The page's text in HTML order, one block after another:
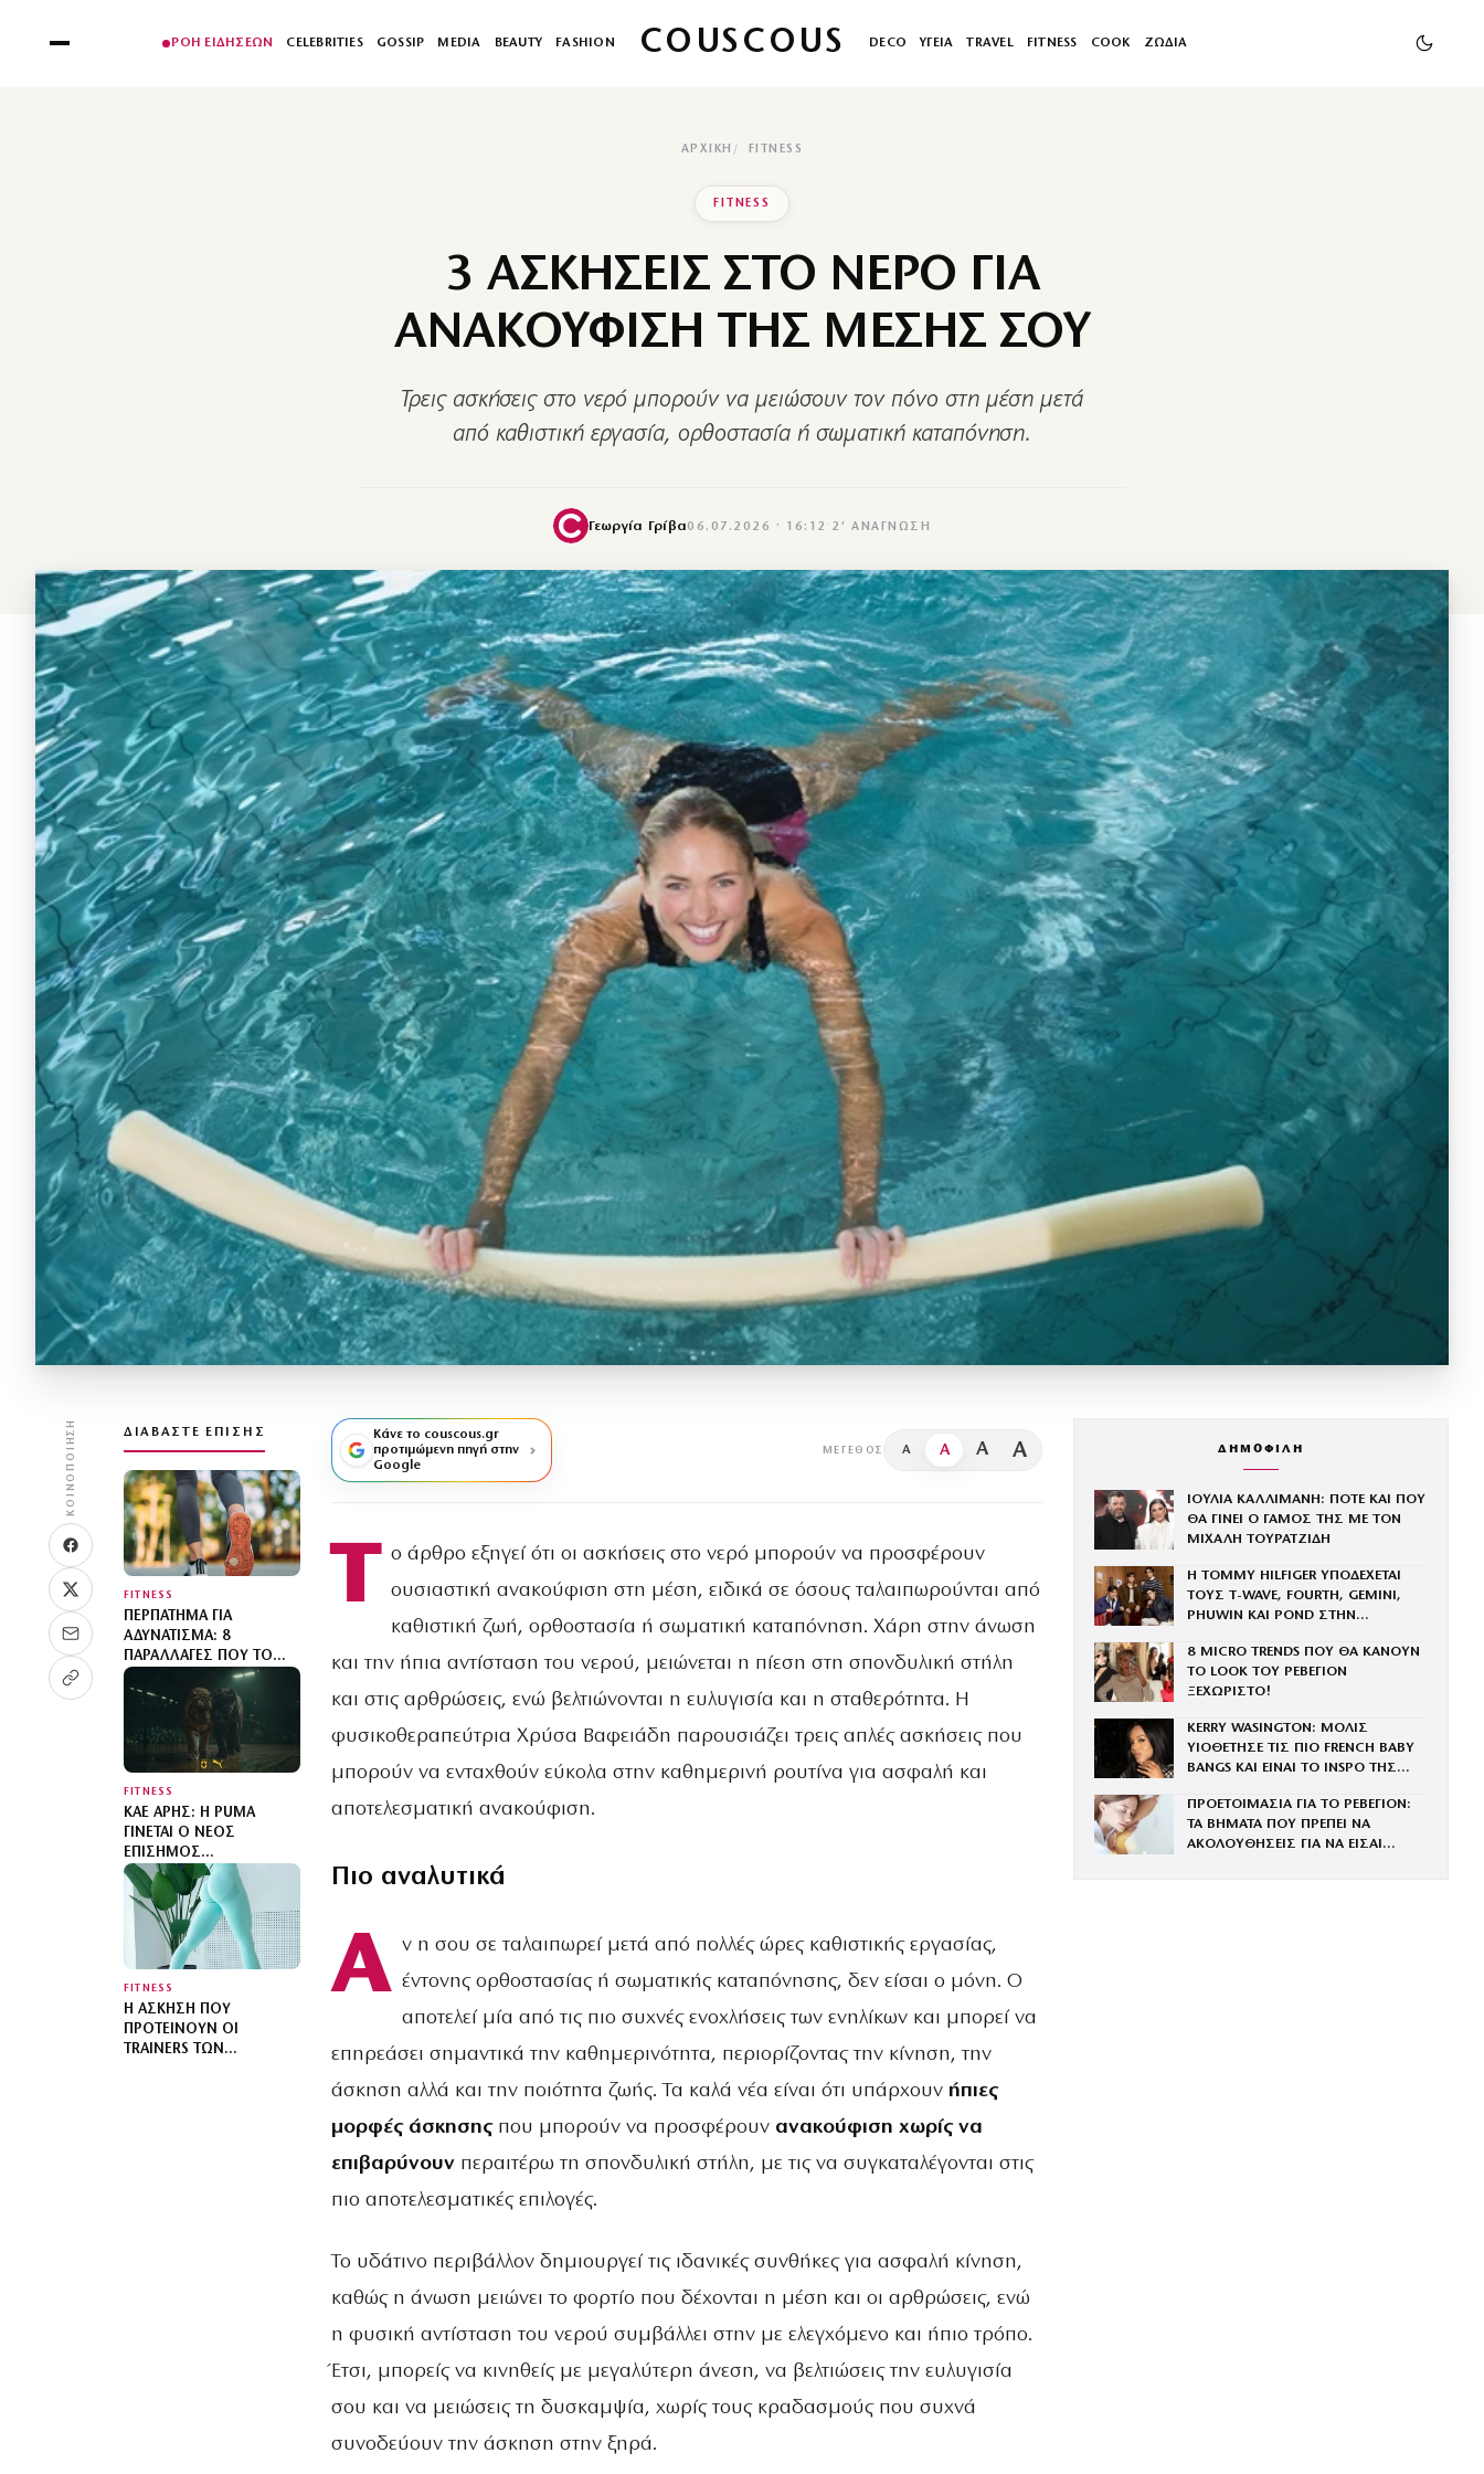
ΡΟΗ ΕΙΔΗΣΕΩΝ CELEBRITIES GOSSIP MEDIA BEAUTY FASHION COUSCOUS DECO ΥΓΕΙΑ TRAVEL FITNESS COOK ΖΩΔΙΑ
ΑΡΧΙΚΉ FITNESS
FITNESS
3 ΑΣΚΗΣΕΙΣ ΣΤΟ ΝΕΡΟ ΓΙΑ
ΑΝΑΚΟΥΦΙΣΗ ΤΗΣ ΜΕΣΗΣ ΣΟΥ
Τρεις ασκήσεις στο νερό μπορούν να μειώσουν τον πόνο στη μέση μετά
από καθιστική εργασία, ορθοστασία ή σωματική καταπόνηση.
Γεωργία Γρίβα06.07.2026 · 16:12 · 2′ ΑΝΆΓΝΩΣΗ
ΚΟΙΝΟΠΟΊΗΣΗ ΔΙΑΒΆΣΤΕ ΕΠΊΣΗΣ
FITNESS
ΠΕΡΠΆΤΗΜΑ ΓΙΑ
ΑΔΥΝΆΤΙΣΜΑ: 8
ΠΑΡΑΛΛΑΓΈΣ ΠΟΥ ΤΟ
ΜΕΤΑΤΡΈΠΟΥΝ ΣΕ
ΠΡΑΓΜΑΤΙΚΉ
ΠΡΟΠΌΝΗΣΗ
FITNESS
ΚΑΕ ΆΡΗΣ: Η PUMA
ΓΊΝΕΤΑΙ Ο ΝΈΟΣ
ΕΠΊΣΗΜΟΣ
ΠΡΟΜΗΘΕΥΤΉΣ
ΑΘΛΗΤΙΚΟΎ ΙΜΑΤΙΣΜΟΎ
FITNESS
Η ΆΣΚΗΣΗ ΠΟΥ
ΠΡΟΤΕΊΝΟΥΝ ΟΙ
TRAINERS ΤΩΝ
Κάνε το couscous.gr
προτιμώμενη πηγή στην
Google
ΜΈΓΕΘΟΣ A A A A
Τ ο άρθρο εξηγεί ότι οι ασκήσεις στο νερό μπορούν να προσφέρουν
ουσιαστική ανακούφιση στη μέση, ειδικά σε όσους ταλαιπωρούνται από
καθιστική ζωή, ορθοστασία ή σωματική καταπόνηση. Χάρη στην άνωση
και την ήπια αντίσταση του νερού, μειώνεται η πίεση στη σπονδυλική στήλη
και στις αρθρώσεις, ενώ βελτιώνονται η ευλυγισία και η σταθερότητα. Η
φυσικοθεραπεύτρια Χρύσα Βαφειάδη παρουσιάζει τρεις απλές ασκήσεις που
μπορούν να ενταχθούν εύκολα στην καθημερινή ρουτίνα για ασφαλή και
αποτελεσματική ανακούφιση.
Πιο αναλυτικά
Α ν η σου σε ταλαιπωρεί μετά από πολλές ώρες καθιστικής εργασίας,
έντονης ορθοστασίας ή σωματικής καταπόνησης, δεν είσαι ο μόνη. Ο
αποτελεί μία από τις πιο συχνές ενοχλήσεις των ενηλίκων και μπορεί να
επηρεάσει σημαντικά την καθημερινότητα, περιορίζοντας την κίνηση, την
άσκηση αλλά και την ποιότητα ζωής. Τα καλά νέα είναι ότι υπάρχουν ήπιες
μορφές άσκησης που μπορούν να προσφέρουν ανακούφιση χωρίς να
επιβαρύνουν περαιτέρω τη σπονδυλική στήλη, με τις να συγκαταλέγονται στις
πιο αποτελεσματικές επιλογές.
Το υδάτινο περιβάλλον δημιουργεί τις ιδανικές συνθήκες για ασφαλή κίνηση,
καθώς η άνωση μειώνει το φορτίο που δέχονται η μέση και οι αρθρώσεις, ενώ
η φυσική αντίσταση του νερού συμβάλλει στην με ελεγχόμενο και ήπιο τρόπο.
Έτσι, μπορείς να κινηθείς με μεγαλύτερη άνεση, να βελτιώσεις την ευλυγισία
σου και να μειώσεις τη δυσκαμψία, χωρίς τους κραδασμούς που συχνά
συνοδεύουν την άσκηση στην ξηρά.
ΔΗΜΟΦΙΛΗ
ΙΟΥΛΙΑ ΚΑΛΛΙΜΑΝΗ: ΠΟΤΕ ΚΑΙ ΠΟΥ
ΘΑ ΓΙΝΕΙ Ο ΓΑΜΟΣ ΤΗΣ ΜΕ ΤΟΝ
ΜΙΧΑΛΗ ΤΟΥΡΑΤΖΙΔΗ
Η TOMMY HILFIGER ΥΠΟΔΕΧΕΤΑΙ
ΤΟΥΣ Τ-WAVE, FOURTH, GEMINI,
PHUWIN ΚΑΙ POND ΣΤΗΝ
8 MICRO TRENDS ΠΟΥ ΘΑ ΚΑΝΟΥΝ
ΤΟ LOOK ΤΟΥ ΡΕΒΕΓΙΟΝ
ΞΕΧΩΡΙΣΤΟ!
KERRY WASINGTON: ΜΟΛΙΣ
ΥΙΟΘΕΤΗΣΕ ΤΙΣ ΠΙΟ FRENCH BABY
BANGS ΚΑΙ ΕΙΝΑΙ ΤΟ INSPO ΤΗΣ
ΠΡΟΕΤΟΙΜΑΣΙΑ ΓΙΑ ΤΟ ΡΕΒΕΓΙΟΝ:
ΤΑ ΒΗΜΑΤΑ ΠΟΥ ΠΡΕΠΕΙ ΝΑ
ΑΚΟΛΟΥΘΗΣΕΙΣ ΓΙΑ ΝΑ ΕΙΣΑΙ